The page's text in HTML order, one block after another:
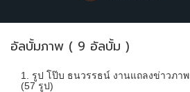
อัลบั้มภาพ ( 9 อัลบั้ม )
1. รูป โป๊บ ธนวรรธน์ งานแถลงข่าวภา
(57 รูป)